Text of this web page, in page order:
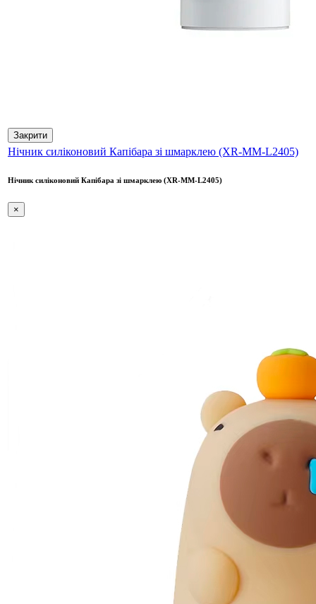
Закрити
Нічник силіконовий Капібара зі шмарклею (XR-MM-L2405)
Нічник силіконовий Капібара зі шмарклею (XR-MM-L2405)
×